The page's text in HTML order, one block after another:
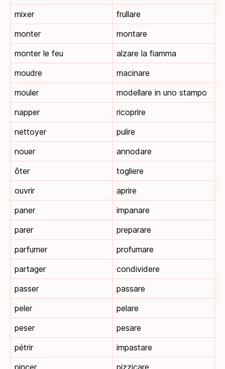
mixer
frullare
monter
montare
monter le feu
alzare la fiamma
moudre
macinare
mouler
modellare in uno stampo
napper
ricoprire
nettoyer
pulire
nouer
annodare
ôter
togliere
ouvrir
aprire
paner
impanare
parer
preparare
parfumer
profumare
partager
condividere
passer
passare
peler
pelare
peser
pesare
pétrir
impastare